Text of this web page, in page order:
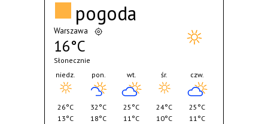
pogoda
Warszawa
16°C
Słonecznie
niedz.
26°C
13°C
pon.
32°C
18°C
wt.
25°C
11°C
śr.
24°C
10°C
czw.
25°C
11°C